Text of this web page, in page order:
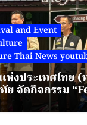
าชน) หรือ…
and Event
Thai News
ห่งประเทศไทย
all
Kamphaeng
ครชุม